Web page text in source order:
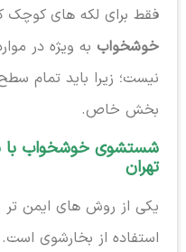
فقط برای لکه های کوچک
خوشخواببه ویژه در
نیست؛ زیرا باید تمام
بخش خاص.
شستشوی خوشخواب با
تهران
یکی از روش های ایمن تر
استفاده از بخارشوی